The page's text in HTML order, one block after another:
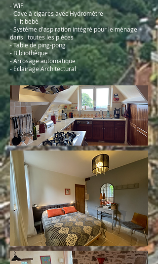
- WiFi
- Cave à cigares avec Hydromètre
- 1 lit bébé
- Système d'aspiration intégré pour le ménage
dans toutes les pièces
- Table de ping-pong
- Bibliothèque
- Arrosage automatique
- Eclairage Architectural